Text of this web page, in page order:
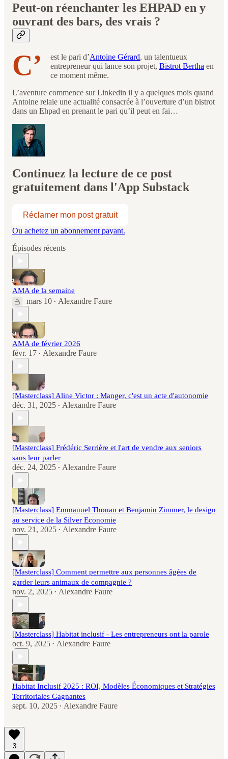
Peut-on réenchanter les EHPAD en y
ouvrant des bars, des vrais ?
C’ est le pari d’Antoine Gérard, un talentueux
entrepreneur qui lance son projet, Bistrot Bertha en
ce moment même.
L’aventure commence sur Linkedin il y a quelques mois quand
Antoine relaie une actualité consacrée à l’ouverture d’un bistrot
dans un Ehpad en prenant le pari qu’il peut en fai…
Continuez la lecture de ce post
gratuitement dans l'App Substack
Réclamer mon post gratuit
Ou achetez un abonnement payant.
Épisodes récents
AMA de la semaine
mars 10 • Alexandre Faure
AMA de février 2026
févr. 17 • Alexandre Faure
[Masterclass] Aline Victor : Manger, c'est un acte d'autonomie
déc. 31, 2025 • Alexandre Faure
[Masterclass] Frédéric Serrière et l'art de vendre aux seniors
sans leur parler
déc. 24, 2025 • Alexandre Faure
[Masterclass] Emmanuel Thouan et Benjamin Zimmer, le design
au service de la Silver Economie
nov. 21, 2025 • Alexandre Faure
[Masterclass] Comment permettre aux personnes âgées de
garder leurs animaux de compagnie ?
nov. 2, 2025 • Alexandre Faure
[Masterclass] Habitat inclusif - Les entrepreneurs ont la parole
oct. 9, 2025 • Alexandre Faure
Habitat Inclusif 2025 : ROI, Modèles Économiques et Stratégies
Territoriales Gagnantes
sept. 10, 2025 • Alexandre Faure
3